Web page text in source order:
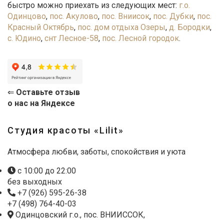
быстро можно приехать из следующих мест: г.о.
Одинцово, пос. Акулово, пос. Вниисок, пос. Дубки, пос.
Красный Октябрь, пос. дом отдыха Озеры, д. Бородки,
с. Юдино, снт Лесное-58, пос. Лесной городок.
⇐ Оставьте отзыв
о нас на Яндексе
Студия красоты «Lilit»
Атмосфера любви, заботы, спокойствия и уюта
с 10:00 до 22:00
без выходных
+7 (926) 595-26-38
+7 (498) 764-40-03
Одинцовский г.о., пос. ВНИИССОК,